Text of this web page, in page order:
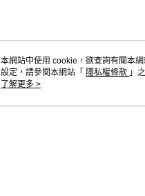
本網站中使用 cookie，欲查詢有關本
設定，請參閱本網站「 隱私權條款 」
使用 cookie。
了解更多 >